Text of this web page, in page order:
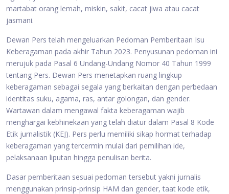
martabat orang lemah, miskin, sakit, cacat jiwa atau cacat
jasmani.
Dewan Pers telah mengeluarkan Pedoman Pemberitaan Isu
Keberagaman pada akhir Tahun 2023. Penyusunan pedoman ini
merujuk pada Pasal 6 Undang-Undang Nomor 40 Tahun 1999
tentang Pers. Dewan Pers menetapkan ruang lingkup
keberagaman sebagai segala yang berkaitan dengan perbedaan
identitas suku, agama, ras, antar golongan, dan gender.
Wartawan dalam mengawal fakta keberagaman wajib
menghargai kebhinekaan yang telah diatur dalam Pasal 8 Kode
Etik jurnalistik (KEJ). Pers perlu memiliki sikap hormat terhadap
keberagaman yang tercermin mulai dari pemilihan ide,
pelaksanaan liputan hingga penulisan berita.
Dasar pemberitaan sesuai pedoman tersebut yakni jurnalis
menggunakan prinsip-prinsip HAM dan gender, taat kode etik,